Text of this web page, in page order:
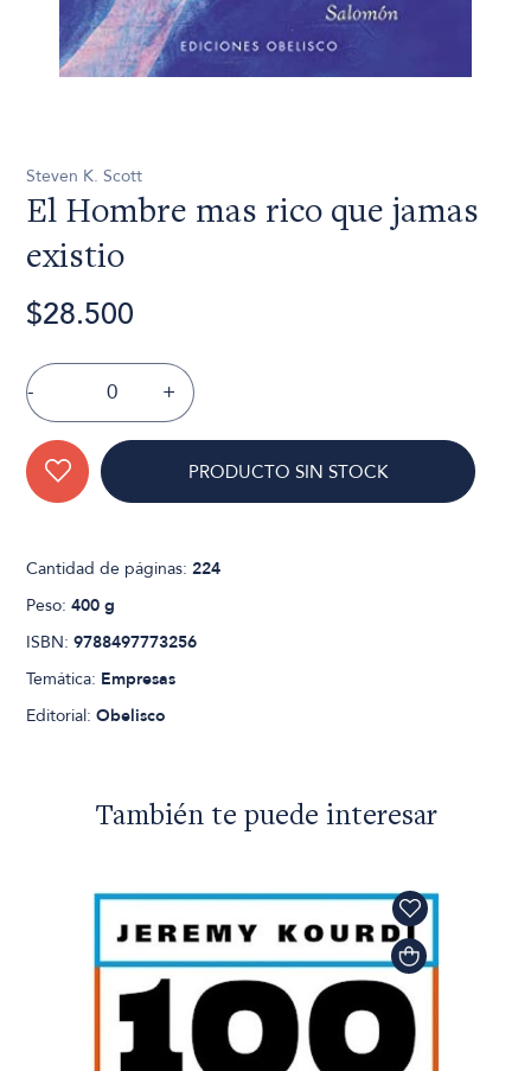
Steven K. Scott
El Hombre mas rico que jamas
existio
$28.500
- +
PRODUCTO SIN STOCK
Cantidad de páginas:224
Peso:400 g
ISBN:9788497773256
Temática: Empresas
Editorial:Obelisco
También te puede interesar